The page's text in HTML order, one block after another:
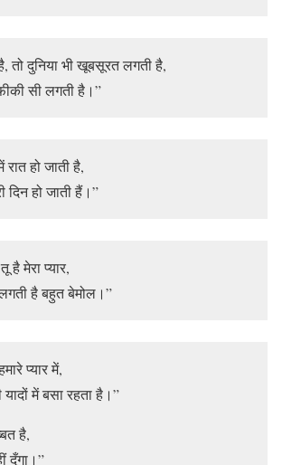
तो दुनिया भी खूबसूरत लगती है,
सी लगती है।”
हो जाती है,
दिन हो जाती हैं।”
मेरा प्यार,
है बहुत बेमोल।”
प्यार में,
यादों में बसा रहता है।”
है,
दूँगा।”